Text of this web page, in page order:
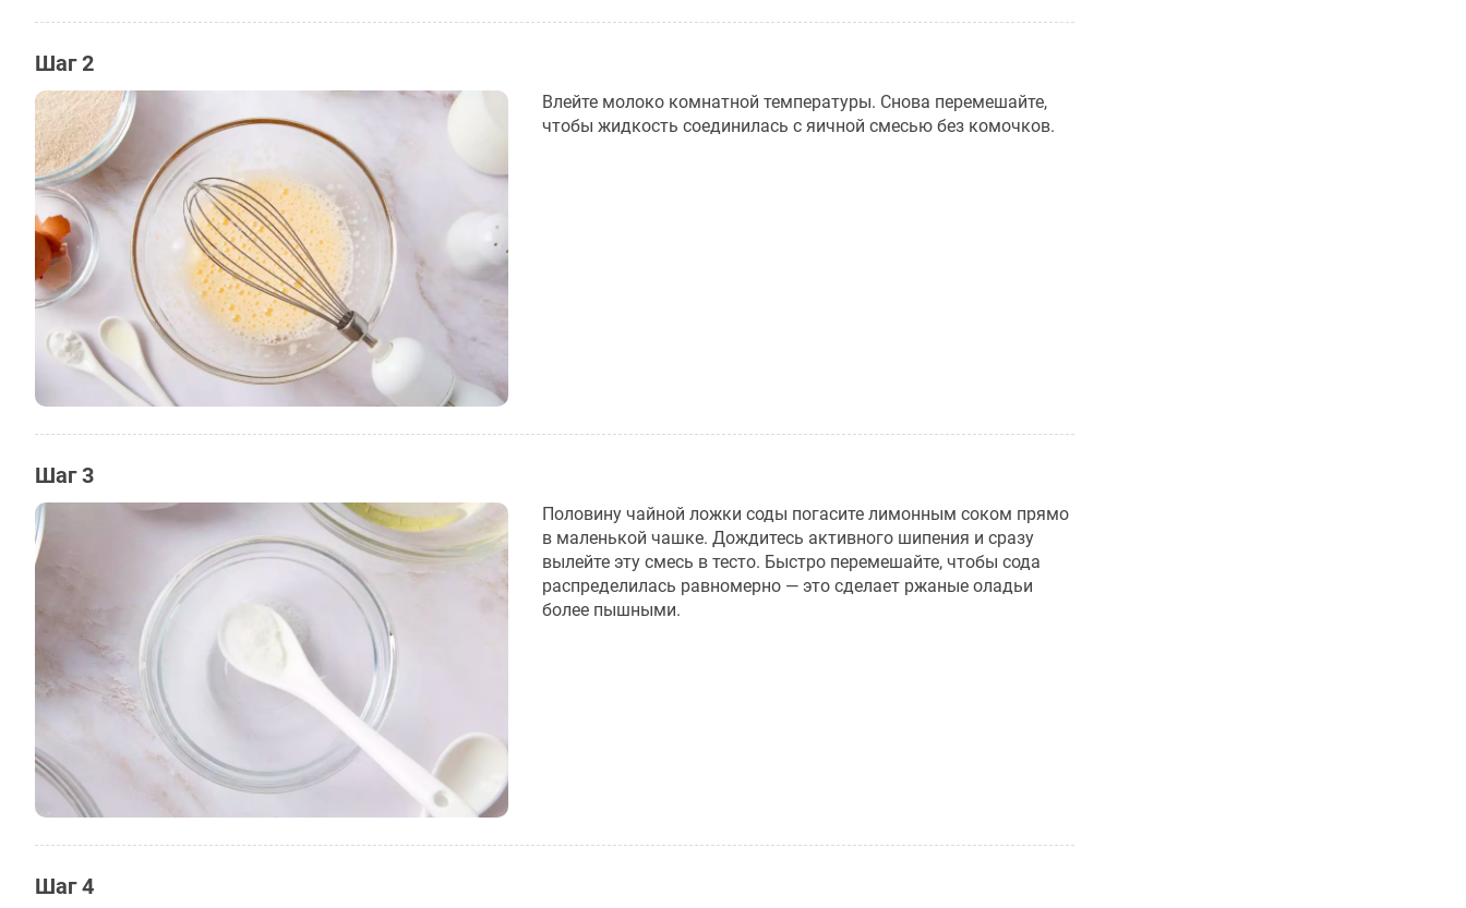
Шаг 2
Влейте молоко комнатной температуры. Снова перемешайте,
чтобы жидкость соединилась с яичной смесью без комочков.
Шаг 3
Половину чайной ложки соды погасите лимонным соком прямо
в маленькой чашке. Дождитесь активного шипения и сразу
вылейте эту смесь в тесто. Быстро перемешайте, чтобы сода
распределилась равномерно — это сделает ржаные оладьи
более пышными.
Шаг 4